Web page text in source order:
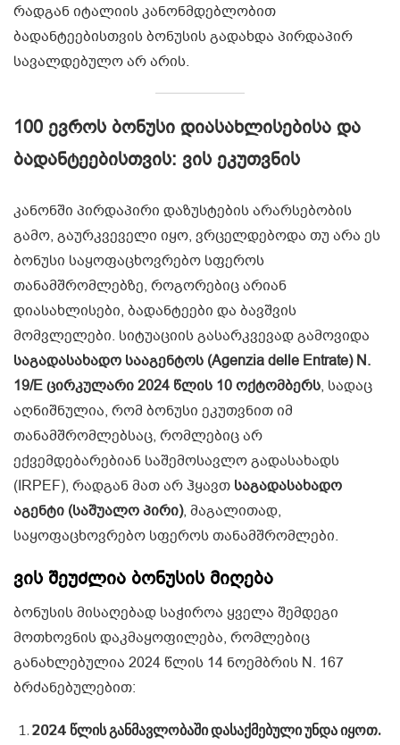
რადგან იტალიის კანონმდებლობით
ბადანტეებისთვის ბონუსის გადახდა პირდაპირ
სავალდებულო არ არის.
100 ევროს ბონუსი დიასახლისებისა და
ბადანტეებისთვის: ვის ეკუთვნის
კანონში პირდაპირი დაზუსტების არარსებობის
გამო, გაურკვეველი იყო, ვრცელდებოდა თუ არა ეს
ბონუსი საყოფაცხოვრებო სფეროს
თანამშრომლებზე, როგორებიც არიან
დიასახლისები, ბადანტეები და ბავშვის
მომვლელები. სიტუაციის გასარკვევად გამოვიდა
საგადასახადო სააგენტოს (Agenzia delle Entrate) N.
19/E ცირკულარი 2024 წლის 10 ოქტომბერს, სადაც
აღნიშნულია, რომ ბონუსი ეკუთვნით იმ
თანამშრომლებსაც, რომლებიც არ
ექვემდებარებიან საშემოსავლო გადასახადს
(IRPEF), რადგან მათ არ ჰყავთ საგადასახადო
აგენტი (საშუალო პირი), მაგალითად,
საყოფაცხოვრებო სფეროს თანამშრომლები.
ვის შეუძლია ბონუსის მიღება
ბონუსის მისაღებად საჭიროა ყველა შემდეგი
მოთხოვნის დაკმაყოფილება, რომლებიც
განახლებულია 2024 წლის 14 ნოემბრის N. 167
ბრძანებულებით:
2024 წლის განმავლობაში დასაქმებული უნდა იყოთ.